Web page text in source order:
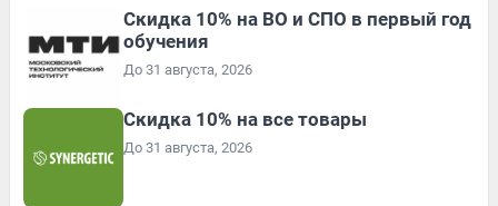
Скидка 10% на ВО и СПО в первый год
обучения
До 31 августа, 2026
Скидка 10% на все товары
До 31 августа, 2026